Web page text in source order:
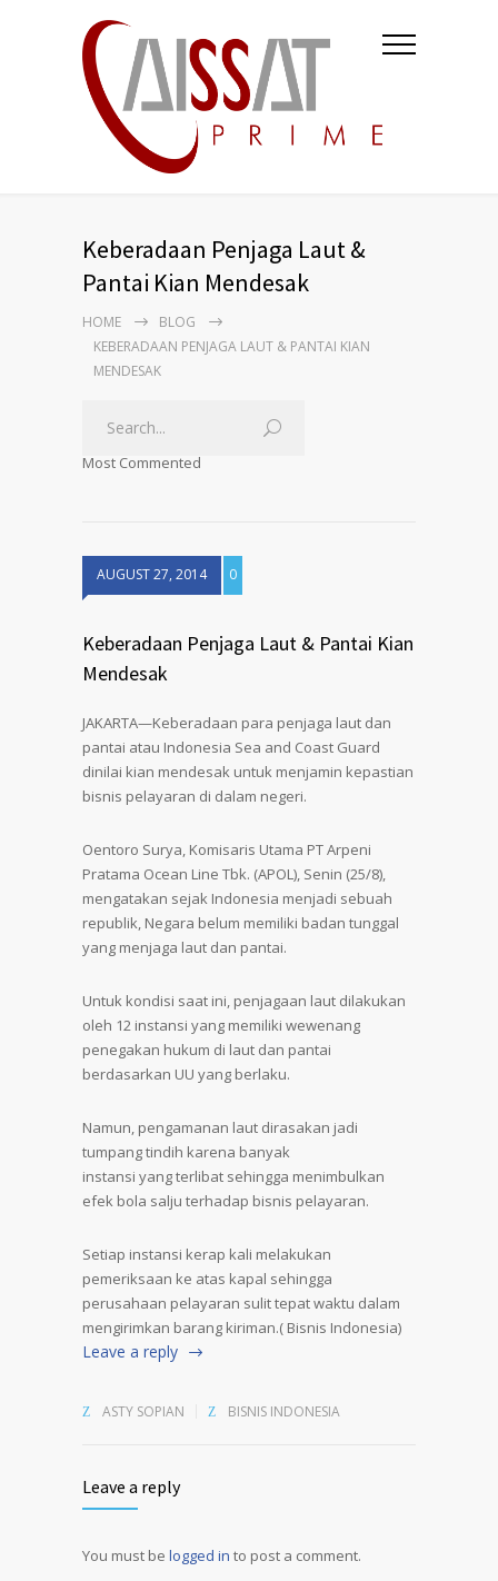
Keberadaan Penjaga Laut &
Pantai Kian Mendesak
HOME
BLOG
KEBERADAAN PENJAGA LAUT & PANTAI KIAN
MENDESAK
Most Commented
AUGUST 27, 2014 0
Keberadaan Penjaga Laut & Pantai Kian
Mendesak
JAKARTA—Keberadaan para penjaga laut dan
pantai atau Indonesia Sea and Coast Guard
dinilai kian mendesak untuk menjamin kepastian
bisnis pelayaran di dalam negeri.
Oentoro Surya, Komisaris Utama PT Arpeni
Pratama Ocean Line Tbk. (APOL), Senin (25/8),
mengatakan sejak Indonesia menjadi sebuah
republik, Negara belum memiliki badan tunggal
yang menjaga laut dan pantai.
Untuk kondisi saat ini, penjagaan laut dilakukan
oleh 12 instansi yang memiliki wewenang
penegakan hukum di laut dan pantai
berdasarkan UU yang berlaku.
Namun, pengamanan laut dirasakan jadi
tumpang tindih karena banyak
instansi yang terlibat sehingga menimbulkan
efek bola salju terhadap bisnis pelayaran.
Setiap instansi kerap kali melakukan
pemeriksaan ke atas kapal sehingga
perusahaan pelayaran sulit tepat waktu dalam
mengirimkan barang kiriman.( Bisnis Indonesia)
Leave a reply
ASTY SOPIAN BISNIS INDONESIA
Leave a reply
You must be logged in to post a comment.